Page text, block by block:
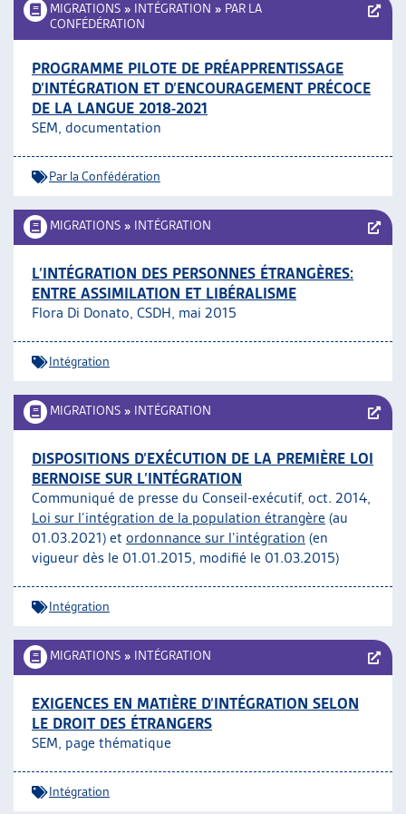
MIGRATIONS » INTÉGRATION » PAR LA
CONFÉDÉRATION
PROGRAMME PILOTE DE PRÉAPPRENTISSAGE
D’INTÉGRATION ET D’ENCOURAGEMENT PRÉCOCE
DE LA LANGUE 2018-2021
SEM, documentation
Par la Confédération
MIGRATIONS » INTÉGRATION
L’INTÉGRATION DES PERSONNES ÉTRANGÈRES:
ENTRE ASSIMILATION ET LIBÉRALISME
Flora Di Donato, CSDH, mai 2015
Intégration
MIGRATIONS » INTÉGRATION
DISPOSITIONS D’EXÉCUTION DE LA PREMIÈRE LOI
BERNOISE SUR L’INTÉGRATION
Communiqué de presse du Conseil-exécutif, oct. 2014,
Loi sur l’intégration de la population étrangère (au
01.03.2021) et ordonnance sur l’intégration (en
vigueur dès le 01.01.2015, modifié le 01.03.2015)
Intégration
MIGRATIONS » INTÉGRATION
EXIGENCES EN MATIÈRE D’INTÉGRATION SELON
LE DROIT DES ÉTRANGERS
SEM, page thématique
Intégration